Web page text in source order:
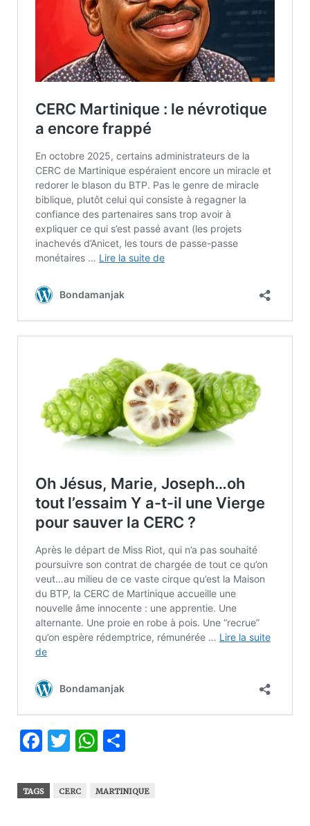
Facebook
Twitter
WhatsApp
TAGS CERC MARTINIQUE